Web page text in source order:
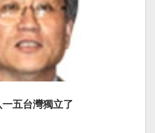
五台灣獨立了